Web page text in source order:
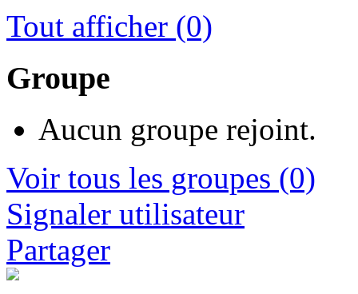
Tout afficher (0)
Groupe
Aucun groupe rejoint.
Voir tous les groupes (0)
Signaler utilisateur
Partager